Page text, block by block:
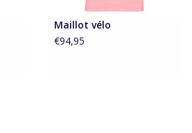
Maillot vélo
€94,95